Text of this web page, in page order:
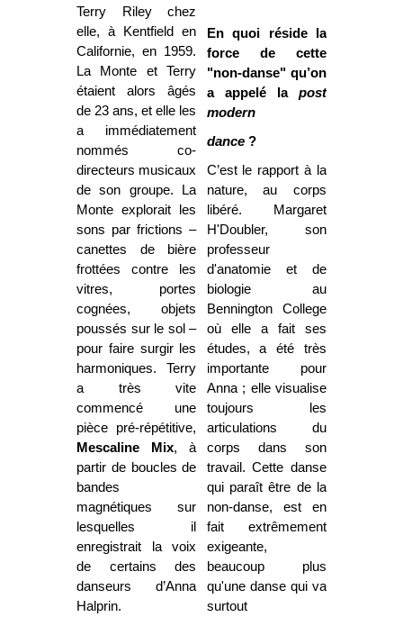
Terry Riley chez
elle, à Kentfield en
Californie, en 1959.
La Monte et Terry
étaient alors âgés
de 23 ans, et elle les
a immédiatement
nommés co-
directeurs musicaux
de son groupe. La
Monte explorait les
sons par frictions –
canettes de bière
frottées contre les
vitres, portes
cognées, objets
poussés sur le sol –
pour faire surgir les
harmoniques. Terry
a très vite
commencé une
pièce pré-répétitive,
Mescaline Mix, à
partir de boucles de
bandes
magnétiques sur
lesquelles il
enregistrait la voix
de certains des
danseurs d’Anna
Halprin.
En quoi réside la
force de cette
"non-danse" qu’on
a appelé la post
modern
dance ?
C’est le rapport à la
nature, au corps
libéré. Margaret
H'Doubler, son
professeur
d'anatomie et de
biologie au
Bennington College
où elle a fait ses
études, a été très
importante pour
Anna ; elle visualise
toujours les
articulations du
corps dans son
travail. Cette danse
qui paraît être de la
non-danse, est en
fait extrêmement
exigeante,
beaucoup plus
qu'une danse qui va
surtout